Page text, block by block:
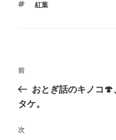
ゴ
タ
紅葉
投
ナ
ゲ
過
去
の
稿
前
おとぎ話のキノコ
タケ。
次
次